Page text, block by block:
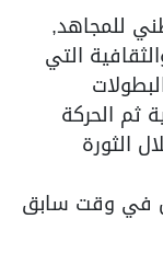
للمجاهد,
التي
ثم الحركة
الثورة
في وقت سابق